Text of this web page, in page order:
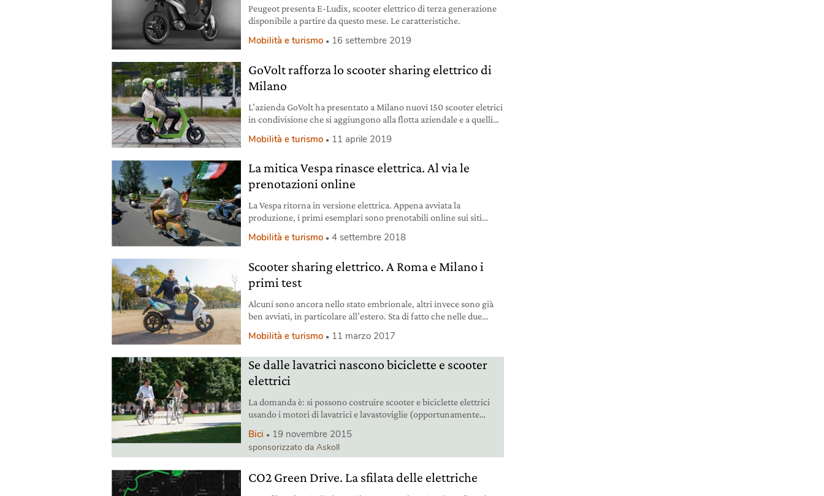
Peugeot presenta E-Ludix, scooter elettrico di terza generazione
disponibile a partire da questo mese. Le caratteristiche.
Mobilità e turismo 16 settembre 2019
GoVolt rafforza lo scooter sharing elettrico di
Milano
L’azienda GoVolt ha presentato a Milano nuovi 150 scooter eletrici
in condivisione che si aggiungono alla flotta aziendale e a quelli
Sono 1.200 gli scooter elettrici con design e tecnologia italiani
continueranno ad aumentare fino a 1.700
Mobilità e turismo 11 aprile 2019
La mitica Vespa rinasce elettrica. Al via le
prenotazioni online
La Vespa ritorna in versione elettrica. Appena avviata la
produzione, i primi esemplari sono prenotabili online sui siti
Mobilità e turismo 4 settembre 2018
Scooter sharing elettrico. A Roma e Milano i
primi test
Alcuni sono ancora nello stato embrionale, altri invece sono già
ben avviati, in particolare all’estero. Sta di fatto che nelle due
nascendo nuovi servizi dedicati alla mobilità sostenibile. Se il car
sempre in crescita,
Mobilità e turismo 11 marzo 2017
Se dalle lavatrici nascono biciclette e scooter
elettrici
La domanda è: si possono costruire scooter e biciclette elettrici
usando i motori di lavatrici e lavastoviglie (opportunamente
qualche mese e che sulla mobilità elettrica si sta giocando buona
parte della sua credibilità (tanto da investirci 60 milioni di euro).
Bici 19 novembre 2015
sponsorizzato da Askoll
CO2 Green Drive. La sfilata delle elettriche